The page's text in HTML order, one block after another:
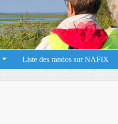
Liste des randos sur NAFIX